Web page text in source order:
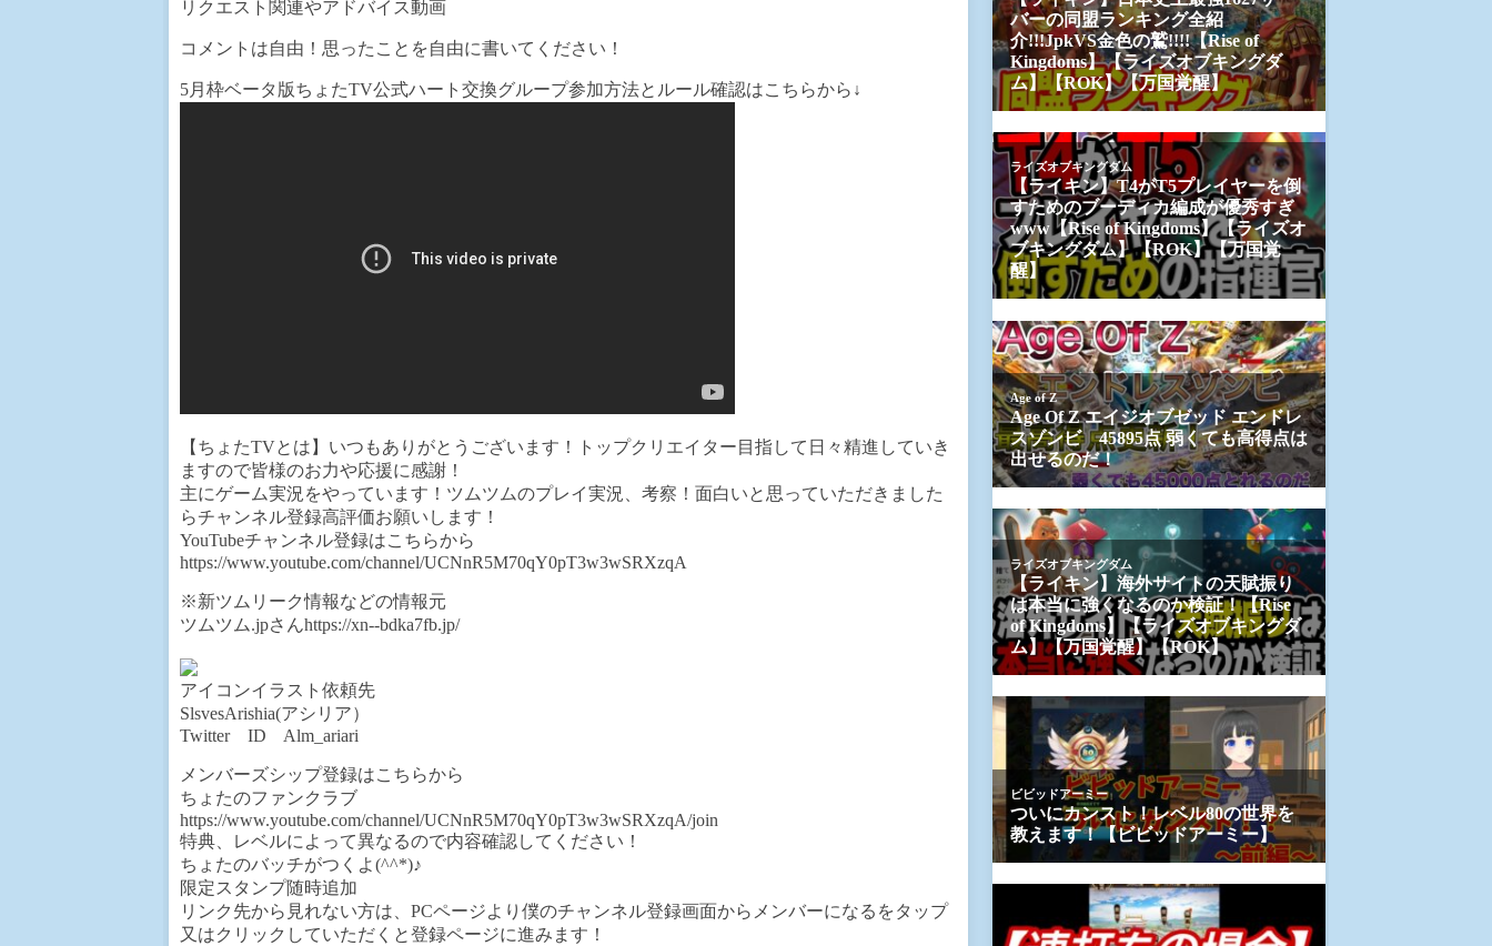
リクエスト関連やアドバイス動画
コメントは自由！思ったことを自由に書いてください！
5月枠ベータ版ちょたTV公式ハート交換グループ参加方法とルール確認はこちらから↓
【ちょたTVとは】いつもありがとうございます！トップクリエイター目指して日々精進していき
ますので皆様のお力や応援に感謝！
主にゲーム実況をやっています！ツムツムのプレイ実況、考察！面白いと思っていただきました
らチャンネル登録高評価お願いします！
YouTubeチャンネル登録はこちらから
https://www.youtube.com/channel/UCNnR5M70qY0pT3w3wSRXzqA
※新ツムリーク情報などの情報元
ツムツム.jpさんhttps://xn--bdka7fb.jp/
アイコンイラスト依頼先
SlsvesArishia(アシリア）
Twitter ID Alm_ariari
メンバーズシップ登録はこちらから
ちょたのファンクラブ
https://www.youtube.com/channel/UCNnR5M70qY0pT3w3wSRXzqA/join
特典、レベルによって異なるので内容確認してください！
ちょたのバッチがつくよ(^^*)♪
限定スタンプ随時追加
リンク先から見れない方は、PCページより僕のチャンネル登録画面からメンバーになるをタップ
又はクリックしていただくと登録ページに進みます！